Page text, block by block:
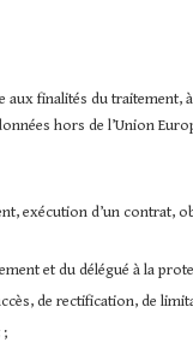
finalités du traitement,
hors de l’Union
exécution d’un contrat,
et du délégué à la
de rectification, de